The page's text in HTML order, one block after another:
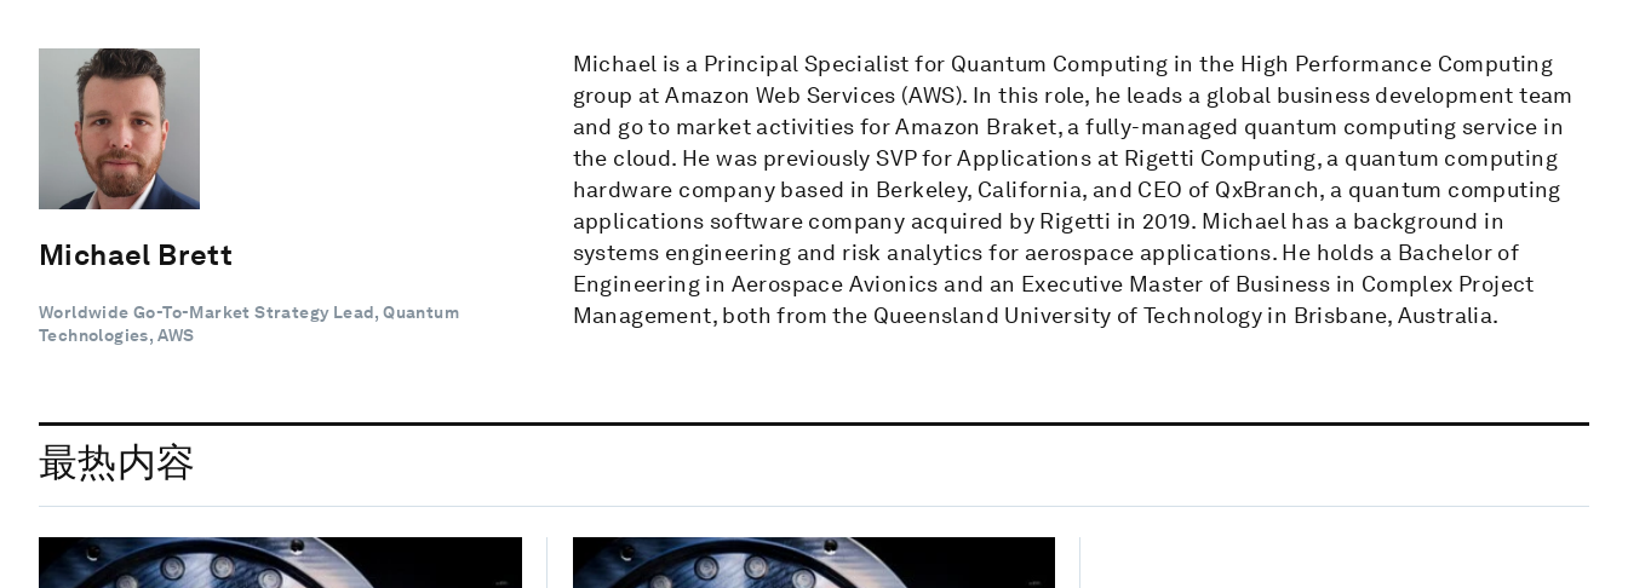
Michael Brett
Worldwide Go-To-Market Strategy Lead, Quantum
Technologies, AWS
Michael is a Principal Specialist for Quantum Computing in the High Performance Computing
group at Amazon Web Services (AWS). In this role, he leads a global business development team
and go to market activities for Amazon Braket, a fully-managed quantum computing service in
the cloud. He was previously SVP for Applications at Rigetti Computing, a quantum computing
hardware company based in Berkeley, California, and CEO of QxBranch, a quantum computing
applications software company acquired by Rigetti in 2019. Michael has a background in
systems engineering and risk analytics for aerospace applications. He holds a Bachelor of
Engineering in Aerospace Avionics and an Executive Master of Business in Complex Project
Management, both from the Queensland University of Technology in Brisbane, Australia.
最热内容